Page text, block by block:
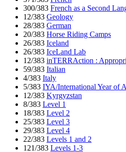
300/383 French as a Second
12/383 Geology
28/383 German
20/383 Horse Riding Camps
26/383 Iceland
26/383 IceLand Lab
12/383 inTERRAction :
59/383 Italian
4/383 Italy
5/383 IYA/International Year of
12/383 Kyrgyzstan
8/383 Level 1
18/383 Level 2
25/383 Level 3
29/383 Level 4
22/383 Levels 1 and 2
121/383 Levels 1-3